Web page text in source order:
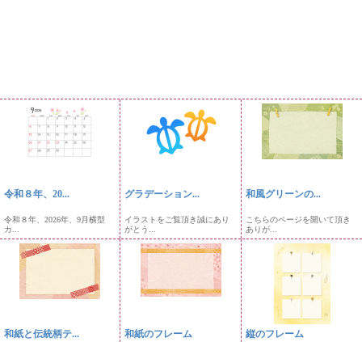
令和８年、20...
令和８年、2026年、9月横型
カ...
グラデーション...
イラストをご覧頂き誠にあり
がとう...
和風グリーンの...
こちらのページを開いて頂き
ありが...
和紙と伝統柄テ... 和紙のフレーム 縦のフレーム